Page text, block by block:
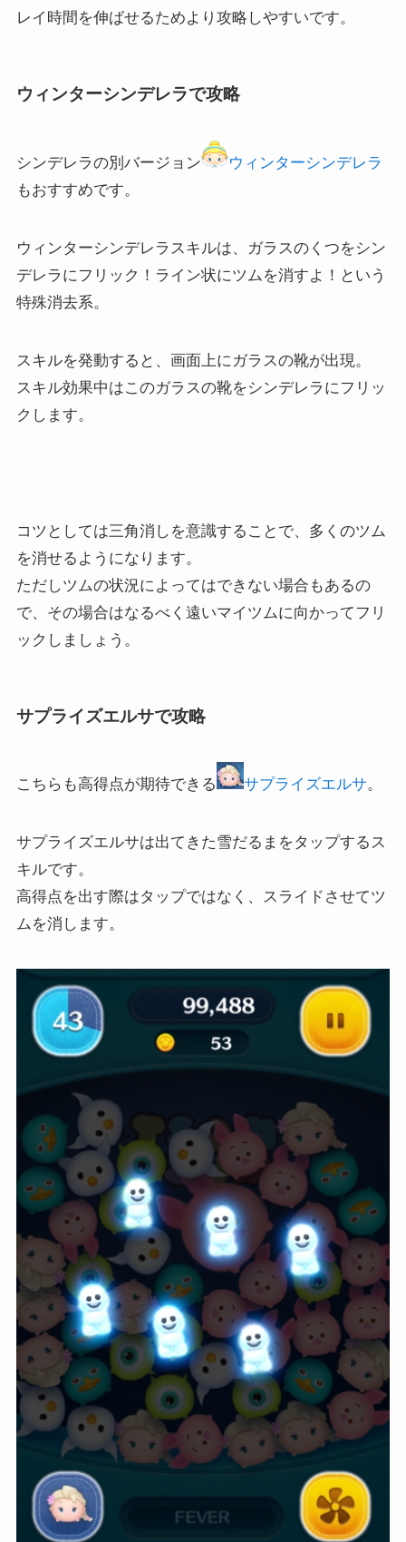
レイ時間を伸ばせるためより攻略しやすいです。
ウィンターシンデレラで攻略
シンデレラの別バージョン
ウィンターシンデレラ
もおすすめです。
ウィンターシンデレラスキルは、ガラスのくつをシン
デレラにフリック！ライン状にツムを消すよ！という
特殊消去系。
スキルを発動すると、画面上にガラスの靴が出現。
スキル効果中はこのガラスの靴をシンデレラにフリッ
クします。
コツとしては三角消しを意識することで、多くのツム
を消せるようになります。
ただしツムの状況によってはできない場合もあるの
で、その場合はなるべく遠いマイツムに向かってフリ
ックしましょう。
サプライズエルサで攻略
こちらも高得点が期待できる サプライズエルサ。
サプライズエルサは出てきた雪だるまをタップするス
キルです。
高得点を出す際はタップではなく、スライドさせてツ
ムを消します。